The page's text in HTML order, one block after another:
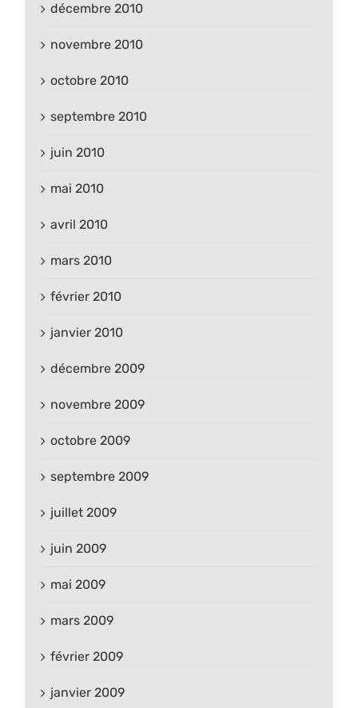
décembre 2010
novembre 2010
octobre 2010
septembre 2010
juin 2010
mai 2010
avril 2010
mars 2010
février 2010
janvier 2010
décembre 2009
novembre 2009
octobre 2009
septembre 2009
juillet 2009
juin 2009
mai 2009
mars 2009
février 2009
janvier 2009